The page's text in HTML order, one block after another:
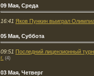
09 Мая, Среда
16:41 Яков Пункин выиграл
05 Мая, Суббота
09:51 Последний лицензионный
г. (4)
03 Мая, Четверг